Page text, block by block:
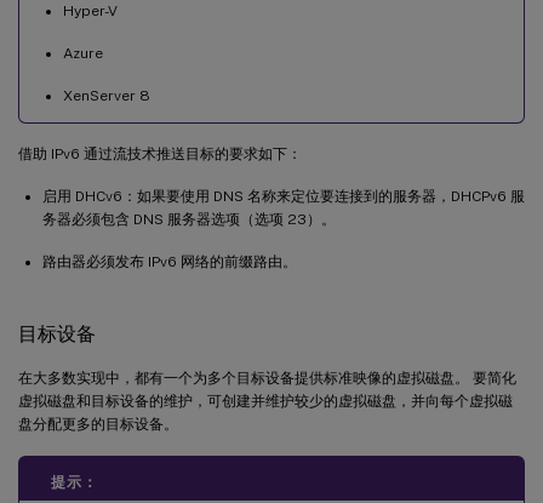
Hyper-V
Azure
XenServer 8
借助 IPv6 通过流技术推送目标的要求如下：
启用 DHCv6：如果要使用 DNS 名称来定位要连接到的服务器，DHCPv6 服
务器必须包含 DNS 服务器选项（选项 23）。
路由器必须发布 IPv6 网络的前缀路由。
目标设备
在大多数实现中，都有一个为多个目标设备提供标准映像的虚拟磁盘。 要简化
虚拟磁盘和目标设备的维护，可创建并维护较少的虚拟磁盘，并向每个虚拟磁
盘分配更多的目标设备。
提示：